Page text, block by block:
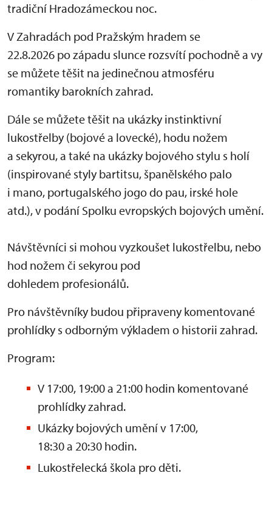
tradiční Hradozámeckou noc.
V Zahradách pod Pražským hradem se
22.8.2026 po západu slunce rozsvítí pochodně a vy
se můžete těšit na jedinečnou atmosféru
romantiky barokních zahrad.
Dále se můžete těšit na ukázky instinktivní
lukostřelby (bojové a lovecké), hodu nožem
a sekyrou, a také na ukázky bojového stylu s holí
(inspirované styly bartitsu, španělského palo
i mano, portugalského jogo do pau, irské hole
atd.), v podání Spolku evropských bojových umění.
Návštěvníci si mohou vyzkoušet lukostřelbu, nebo
hod nožem či sekyrou pod
dohledem profesionálů.
Pro návštěvníky budou připraveny komentované
prohlídky s odborným výkladem o historii zahrad.
Program:
V 17:00, 19:00 a 21:00 hodin komentované
prohlídky zahrad.
Ukázky bojových umění v 17:00,
18:30 a 20:30 hodin.
Lukostřelecká škola pro děti.